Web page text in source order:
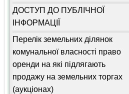
ДОСТУП ДО ПУБЛІЧНОЇ
ІНФОРМАЦІЇ
Перелік земельних ділянок
комунальної власності право
оренди на які підлягають
продажу на земельних торгах
(аукціонах)